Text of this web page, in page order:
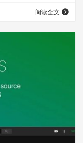
或手动建立nas侧
阅读全文